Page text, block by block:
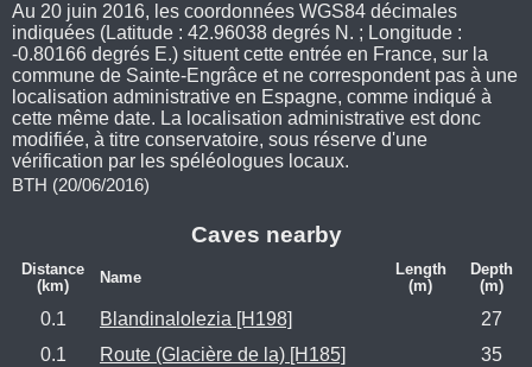
Au 20 juin 2016, les coordonnées WGS84 décimales
indiquées (Latitude : 42.96038 degrés N. ; Longitude :
-0.80166 degrés E.) situent cette entrée en France, sur la
commune de Sainte-Engrâce et ne correspondent pas à une
localisation administrative en Espagne, comme indiqué à
cette même date. La localisation administrative est donc
modifiée, à titre conservatoire, sous réserve d'une
vérification par les spéléologues locaux.
BTH (20/06/2016)
Caves nearby
Distance
(km)
Name
Length
(m)
Depth
(m)
0.1 Blandinalolezia [H198]
27
0.1
Route (Glacière de la) [H185]
35